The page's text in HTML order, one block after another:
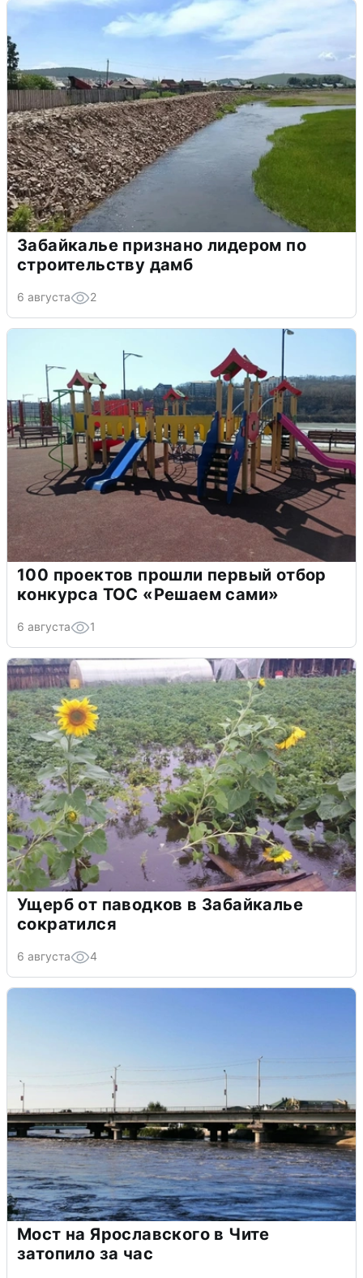
Забайкалье признано лидером по
строительству дамб
6 августа 2
100 проектов прошли первый отбор
конкурса ТОС «Решаем сами»
6 августа 1
Ущерб от паводков в Забайкалье
сократился
6 августа 4
Мост на Ярославского в Чите
затопило за час